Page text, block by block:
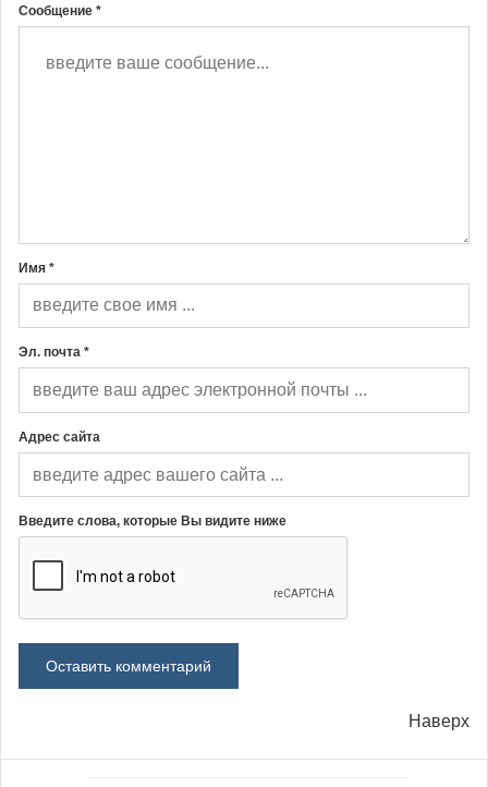
Сообщение *
Имя *
Эл. почта *
Адрес сайта
Введите слова, которые Вы видите ниже
Наверх